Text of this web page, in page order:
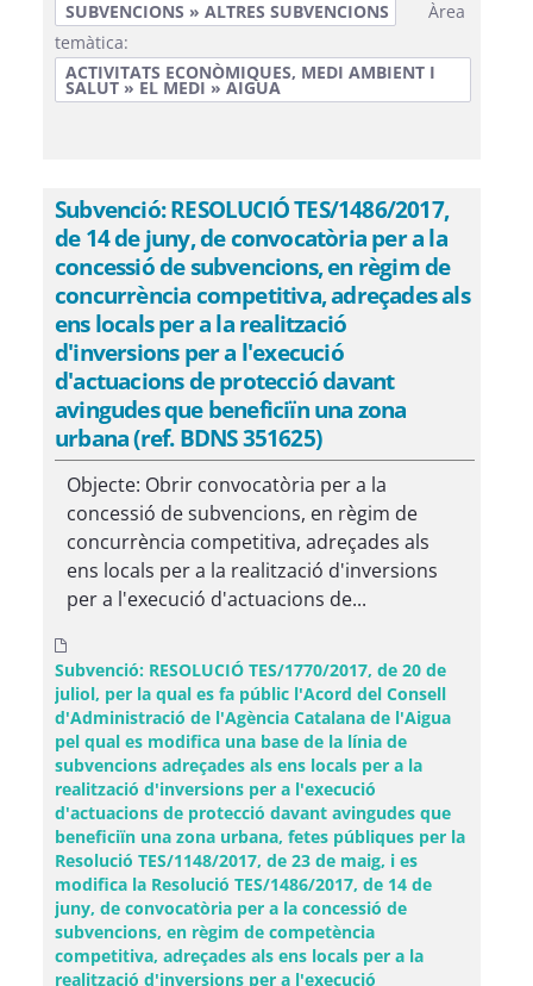
SUBVENCIONS » ALTRES SUBVENCIONS
Àrea
temàtica:
ACTIVITATS ECONÒMIQUES, MEDI AMBIENT I
SALUT » EL MEDI » AIGUA
Subvenció: RESOLUCIÓ TES/1486/2017,
de 14 de juny, de convocatòria per a la
concessió de subvencions, en règim de
concurrència competitiva, adreçades als
ens locals per a la realització
d'inversions per a l'execució
d'actuacions de protecció davant
avingudes que beneficiïn una zona
urbana (ref. BDNS 351625)
Objecte: Obrir convocatòria per a la
concessió de subvencions, en règim de
concurrència competitiva, adreçades als
ens locals per a la realització d'inversions
per a l'execució d'actuacions de...
Subvenció: RESOLUCIÓ TES/1770/2017, de 20 de
juliol, per la qual es fa públic l'Acord del Consell
d'Administració de l'Agència Catalana de l'Aigua
pel qual es modifica una base de la línia de
subvencions adreçades als ens locals per a la
realització d'inversions per a l'execució
d'actuacions de protecció davant avingudes que
beneficiïn una zona urbana, fetes públiques per la
Resolució TES/1148/2017, de 23 de maig, i es
modifica la Resolució TES/1486/2017, de 14 de
juny, de convocatòria per a la concessió de
subvencions, en règim de competència
competitiva, adreçades als ens locals per a la
realització d'inversions per a l'execució